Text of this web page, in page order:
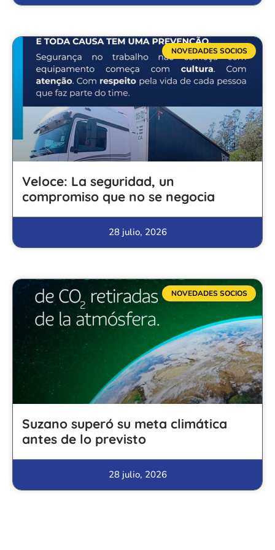
NOVEDADES SOCIOS
Veloce: La seguridad, un
compromiso que no se negocia
28 julio, 2026
NOVEDADES SOCIOS
Suzano superó su meta climática
antes de lo previsto
28 julio, 2026